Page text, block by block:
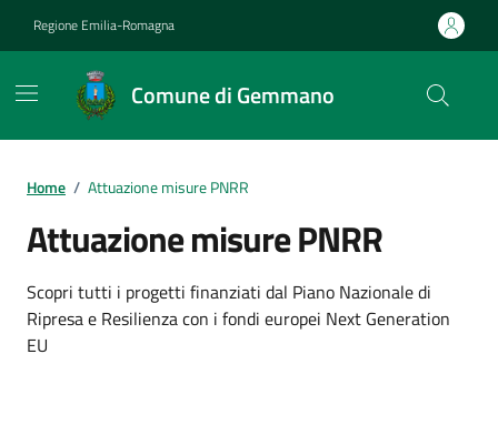
Regione Emilia-Romagna
Comune di Gemmano
Home / Attuazione misure PNRR
Attuazione misure PNRR
Scopri tutti i progetti finanziati dal Piano Nazionale di
Ripresa e Resilienza con i fondi europei Next Generation
EU